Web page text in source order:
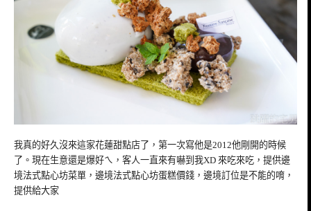
我真的好久沒來這家花蓮甜點店了，第一次寫他是2012他剛開的時候
了。現在生意還是爆好ㄟ，客人一直來有嚇到我XD 來吃來吃，提供邊
境法式點心坊菜單，邊境法式點心坊蛋糕價錢，邊境訂位是不能的唷，
提供給大家